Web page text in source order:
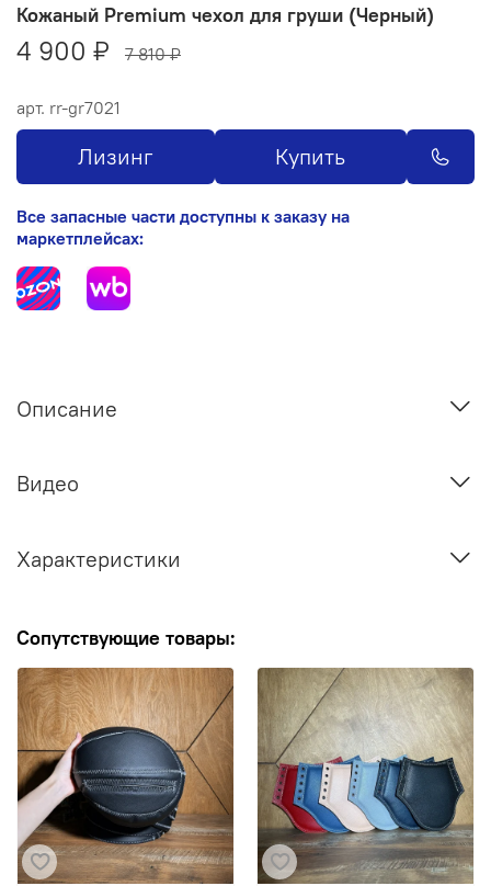
арт. rr-gr7021
Кожаный Premium чехол для груши (Черный)
4 900 ₽ 7 810 ₽
Лизинг Купить
Все запасные части доступны к заказу на
маркетплейсах:
Описание
Видео
Характеристики
Сопутствующие товары: